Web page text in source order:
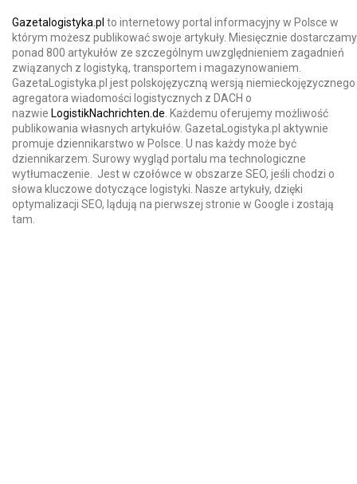
Gazetalogistyka.pl to internetowy portal informacyjny w Polsce w
którym możesz publikować swoje artykuły. Miesięcznie dostarczamy
ponad 800 artykułów ze szczególnym uwzględnieniem zagadnień
związanych z logistyką, transportem i magazynowaniem.
GazetaLogistyka.pl jest polskojęzyczną wersją niemieckojęzycznego
agregatora wiadomości logistycznych z DACH o
nazwie LogistikNachrichten.de . Każdemu oferujemy możliwość
publikowania własnych artykułów. GazetaLogistyka.pl aktywnie
promuje dziennikarstwo w Polsce. U nas każdy może być
dziennikarzem. Surowy wygląd portalu ma technologiczne
wytłumaczenie. Jest w czołówce w obszarze SEO, jeśli chodzi o
słowa kluczowe dotyczące logistyki. Nasze artykuły, dzięki
optymalizacji SEO, lądują na pierwszej stronie w Google i zostają
tam.